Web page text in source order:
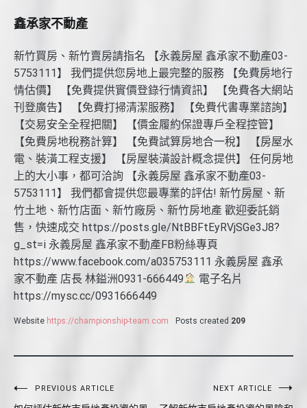
鑫承家不動產
新竹買房、新竹賣房請指名 【永義房屋 鑫承家不動產03-
5753111】 我們提供您房地上最完整的服務 【免費房地行
情估價】 【免費提供實價登錄行情資訊】 【免費各大網站
刊登廣告】 【免費打掃清潔服務】 【免費代書專業諮詢】
【交易安全全程把關】 【價金履約保證專戶全程控管】
【免費房地稅務計算】 【免費試算房地合一稅】 【房屋水
電、裝潢工程支援】 【房屋裝潢設計概念提供】 任何房地
上的大小事，都可洽詢 【永義房屋 鑫承家不動產03-
5753111】 我們都會提供您最專業的評估! 新竹房屋、新
竹土地、新竹店面、新竹廠房、新竹房地產 歡迎委託銷
售，快速成交 https://posts.gle/NtBBFtEyRVjSGe3J8?
g_st=i 永義房屋 鑫承家不動產FB粉絲專頁
https://www.facebook.com/a035753111 永義房屋 鑫承
家不動產 店長 林鎰洲0931-666449
電子名片
https://mysc.cc/0931666449
Website https://championship-team.com Posts created 209
文
PREVIOUS ARTICLE NEXT ARTICLE